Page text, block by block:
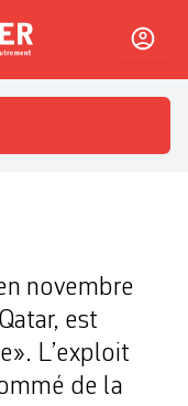
L'essentiel, autrement
novembre
est
L’exploit
de la